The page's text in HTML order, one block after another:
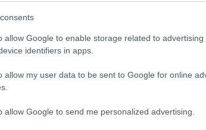
allow Google to enable storage related to advertising
identifiers in apps.
allow my user data to be sent to Google for online
allow Google to send me personalized advertising.
lebomlik, vagy újrahasznosítható –
jár.
és az erőforrás-felhasználást .
fenntartható, hiteles